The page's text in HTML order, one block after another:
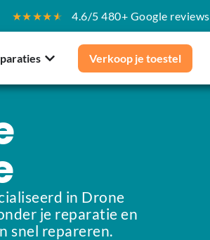
★★★★★ 4.6/5 480+ Google reviews
Verkoop je toestel
in Drone
je reparatie en
snel repareren.